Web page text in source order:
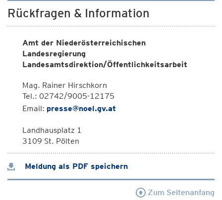
Rückfragen & Information
Amt der Niederösterreichischen
Landesregierung
Landesamtsdirektion/Öffentlichkeitsarbeit
Mag. Rainer Hirschkorn
Tel.: 02742/9005-12175
Email: presse@noel.gv.at
Landhausplatz 1
3109 St. Pölten
Meldung als PDF speichern
Zum Seitenanfang